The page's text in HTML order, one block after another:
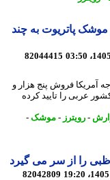
پاتریوت به چند
82044415
فروش پنج هزار و
عربی را تایید کرده
-رویترز-موشک-
را از سر می گیرد
82042809